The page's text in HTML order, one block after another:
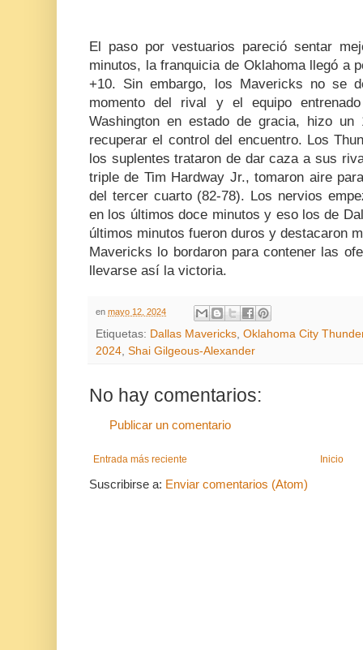
El paso por vestuarios pareció sentar
minutos, la franquicia de Oklahoma llegó a
+10. Sin embargo, los Mavericks no se
momento del rival y el equipo
Washington en estado de gracia, hizo
recuperar el control del encuentro. Los
los suplentes trataron de dar caza a sus
triple de Tim Hardway Jr., tomaron aire
del tercer cuarto (82-78). Los nervios
en los últimos doce minutos y eso los de
últimos minutos fueron duros y destacaron
Mavericks lo bordaron para contener las
llevarse así la victoria.
en mayo 12, 2024
Etiquetas: Dallas Mavericks Oklahoma City
2024 Shai Gilgeous-Alexander
No hay comentarios:
Publicar un comentario
Entrada más reciente Inicio
Suscribirse a: Enviar comentarios (Atom)